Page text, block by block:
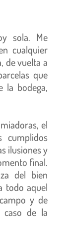
sola. Me
cualquier
de vuelta a
que
la bodega,
el
cumplidos
ilusiones y
final.
del bien
todo aquel
y de
caso de la